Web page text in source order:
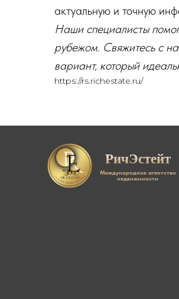
актуальную и точную
Наши специалисты
рубежом. Свяжитесь с
вариант, который
https://rs.richestate.ru/
РичЭстейт
Международное агентство
недвижимости